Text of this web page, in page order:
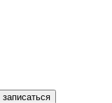
записаться